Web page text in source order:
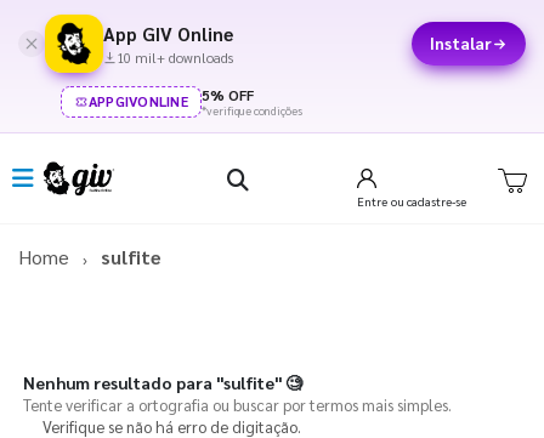
App GIV Online
10 mil+ downloads
Instalar
APPGIVONLINE 5% OFF
*verifique condições
Entre ou cadastre-se
Home sulfite
Nenhum resultado para "sulfite"🧐
Tente verificar a ortografia ou buscar por termos mais simples.
Verifique se não há erro de digitação.